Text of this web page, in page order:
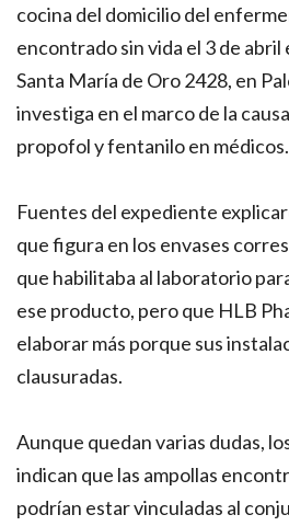
cocina del domicilio del
encontrado sin vida el 3 de abril
Santa María de Oro 2428, en
investiga en el marco de la
propofol y fentanilo en médicos.
Fuentes del expediente
que figura en los envases
que habilitaba al laboratorio
ese producto, pero que HLB
elaborar más porque sus
clausuradas.
Aunque quedan varias dudas,
indican que las ampollas
podrían estar vinculadas al